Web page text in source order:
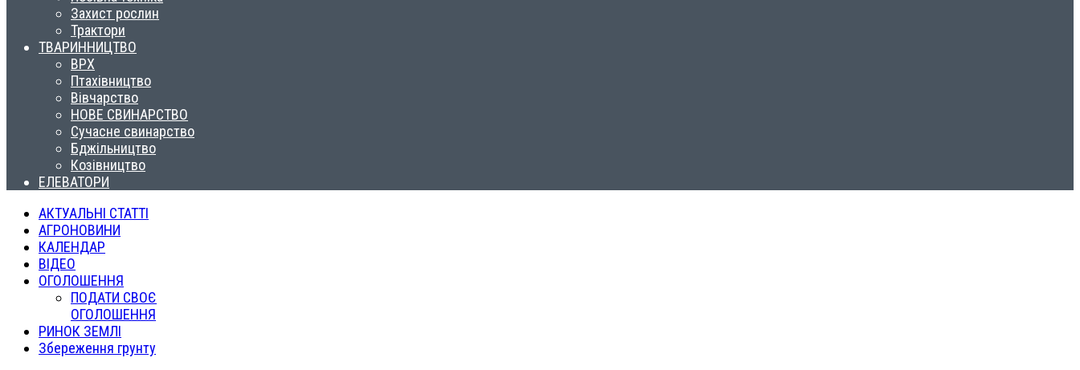
Захист рослин
Трактори
ТВАРИННИЦТВО
ВРХ
Птахівництво
Вівчарство
НОВЕ СВИНАРСТВО
Сучасне свинарство
Бджільництво
Козівництво
ЕЛЕВАТОРИ
АКТУАЛЬНІ СТАТТІ
АГРОНОВИНИ
КАЛЕНДАР
ВІДЕО
ОГОЛОШЕННЯ
ПОДАТИ СВОЄ
ОГОЛОШЕННЯ
РИНОК ЗЕМЛІ
Збереження грунту